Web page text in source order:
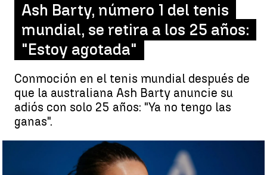
Ash Barty, número 1 del tenis
mundial, se retira a los 25 años:
"Estoy agotada"
Conmoción en el tenis mundial después de
que la australiana Ash Barty anuncie su
adiós con solo 25 años: "Ya no tengo las
ganas".
Ash Barty, número 1 del tenis mundial, se retira a los 25 años:
"Estoy agotada" |